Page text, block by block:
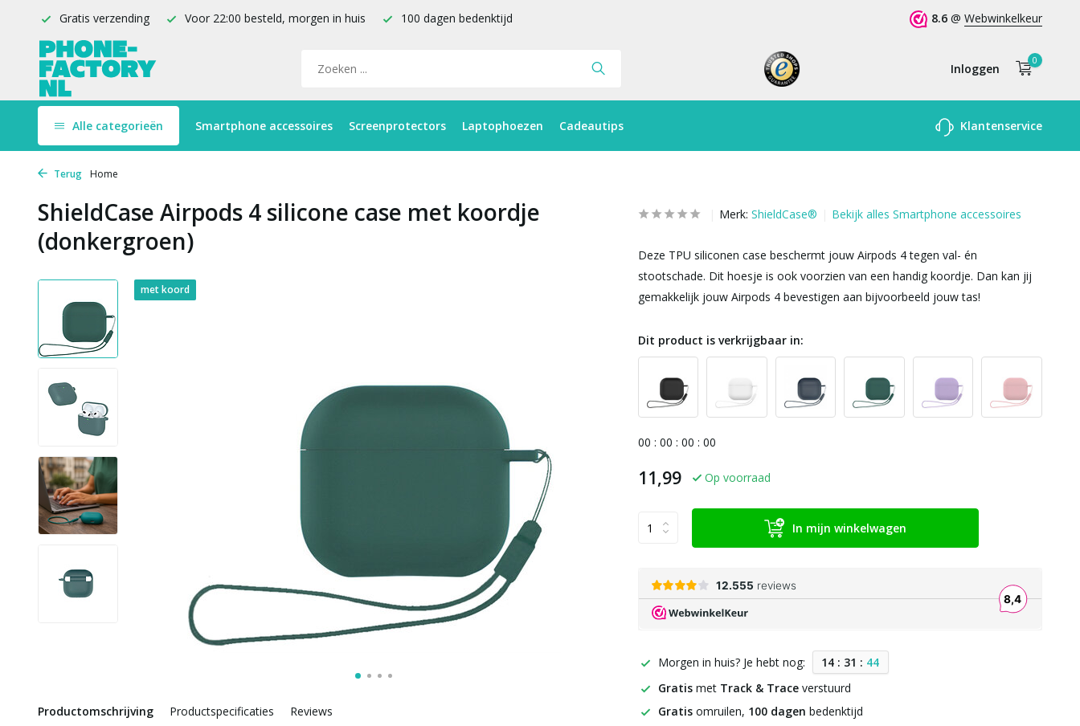
Gratis verzending Voor 22:00 besteld, morgen in huis 100 dagen bedenktijd 8.6 @ Webwinkelkeur
Inloggen
Account
0
Alle categorieën Smartphone accessoires Screenprotectors Laptophoezen Cadeautips Klantenservice
Terug Home
ShieldCase Airpods 4 silicone case met koordje
(donkergroen)
met koord
Productomschrijving Productspecificaties Reviews
Merk: ShieldCase® Bekijk alles Smartphone accessoires
Deze TPU siliconen case beschermt jouw Airpods 4 tegen val- én
stootschade. Dit hoesje is ook voorzien van een handig koordje. Dan kan jij
gemakkelijk jouw Airpods 4 bevestigen aan bijvoorbeeld jouw tas!
Dit product is verkrijgbaar in:
00 : 00 : 00 : 00
11,99 Op voorraad
In mijn winkelwagen
Morgen in huis? Je hebt nog: 14 : 31 : 44
Gratismet Track & Traceverstuurd
Gratisomruilen, 100 dagen bedenktijd